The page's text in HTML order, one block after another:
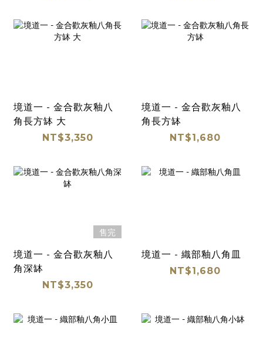
境道一 - 金合歡灰釉八
角長方缽 大
NT$3,350
境道一 - 金合歡灰釉八
角長方缽
NT$1,680
售完
境道一 - 金合歡灰釉八
角深缽
NT$3,350
境道一 - 織部釉八角皿
NT$1,680